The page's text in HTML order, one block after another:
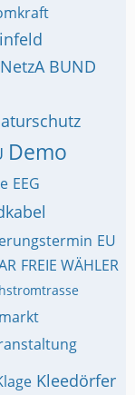
BUND
Demo
EEG
EU
FREIE WÄHLER
Kleedörfer